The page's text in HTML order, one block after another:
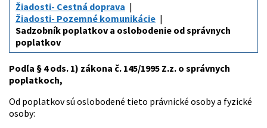
Žiadosti- Cestná doprava
Žiadosti- Pozemné komunikácie
Sadzobník poplatkov a oslobodenie od správnych
poplatkov
Podľa § 4 ods. 1) zákona č. 145/1995 Z.z. o správnych
poplatkoch,
Od poplatkov sú oslobodené tieto právnické osoby a fyzické
osoby: